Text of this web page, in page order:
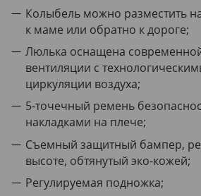
Колыбель можно разместить
к маме или обратно к дороге;
Люлька оснащена
вентиляции с
циркуляции воздуха;
5-точечный ремень
накладками на плече;
Съемный защитный бампер,
высоте, обтянутый эко-кожей;
Регулируемая подножка;